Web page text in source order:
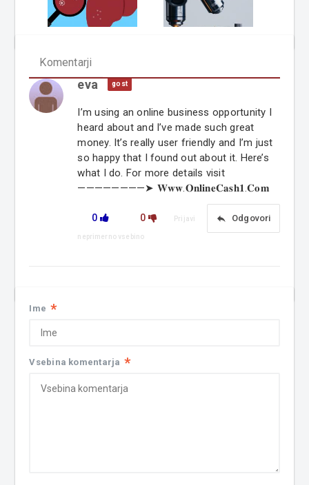
Komentarji
eva gost
I’m using an online business opportunity I
heard about and I’ve made such great
money. It’s really user friendly and I’m just
so happy that I found out about it. Here’s
what I do. For more details visit
————————➤ 𝐖𝐰𝐰.𝐎𝐧𝐥𝐢𝐧𝐞𝐂𝐚𝐬𝐡𝟏.𝐂𝐨𝐦
0 0 reply Odgovori
Prijavi
neprimerno vsebino
Ime *
Vsebina komentarja *